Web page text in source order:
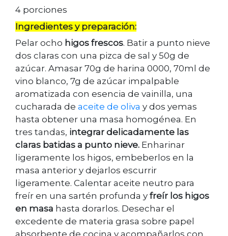
4 porciones
Ingredientes y preparación:
Pelar ocho higos frescos. Batir a punto nieve
dos claras con una pizca de sal y 50g de
azúcar. Amasar 70g de harina 0000, 70ml de
vino blanco, 7g de azúcar impalpable
aromatizada con esencia de vainilla, una
cucharada de aceite de oliva y dos yemas
hasta obtener una masa homogénea. En
tres tandas, integrar delicadamente las
claras batidas a punto nieve. Enharinar
ligeramente los higos, embeberlos en la
masa anterior y dejarlos escurrir
ligeramente. Calentar aceite neutro para
freír en una sartén profunda y freír los higos
en masa hasta dorarlos. Desechar el
excedente de materia grasa sobre papel